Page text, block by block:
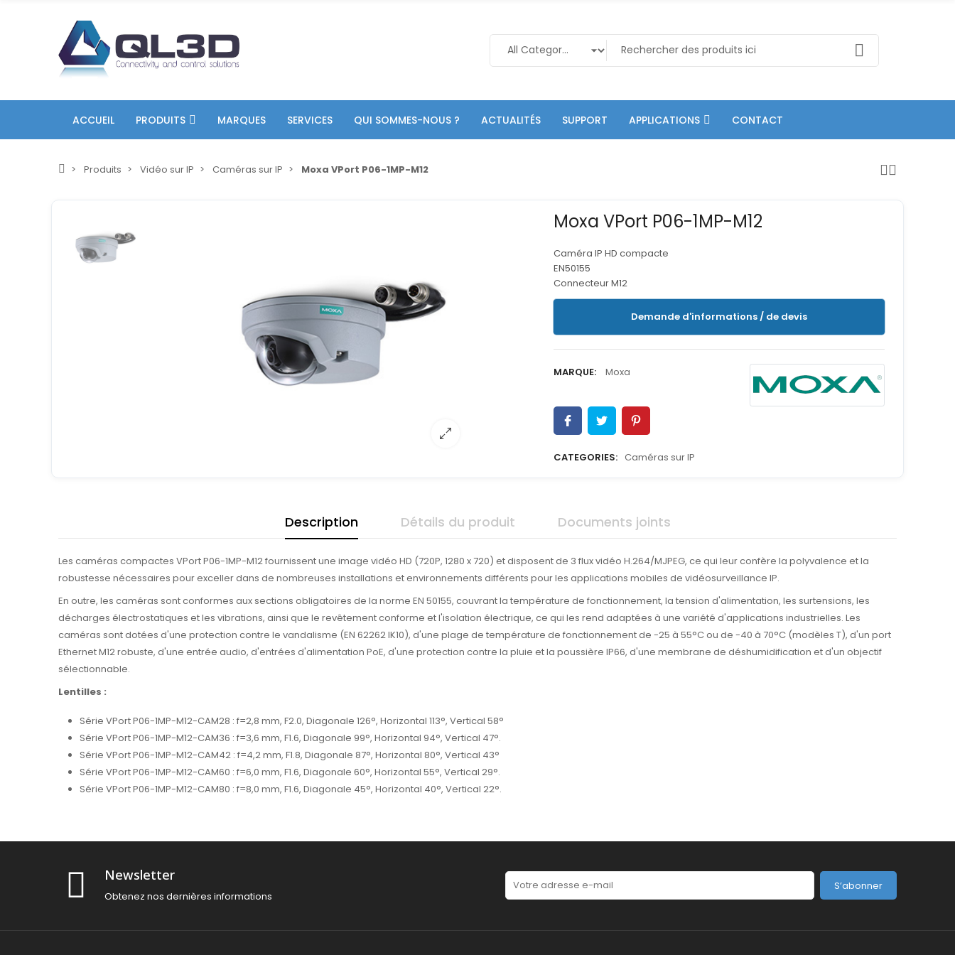
ACCUEIL PRODUITS MARQUES SERVICES QUI SOMMES-NOUS ? ACTUALITÉS SUPPORT APPLICATIONS CONTACT
Produits Vidéo sur IP Caméras sur IP Moxa VPort P06-1MP-M12
Moxa VPort P06-1MP-M12
Caméra IP HD compacte
EN50155
Connecteur M12
Demande d'informations / de devis
MARQUE: Moxa
CATEGORIES: Caméras sur IP
Description Détails du produit Documents joints
Les caméras compactes VPort P06-1MP-M12 fournissent une image vidéo HD (720P, 1280 x 720) et disposent de 3 flux vidéo H.264/MJPEG, ce qui leur confère la polyvalence et la
robustesse nécessaires pour exceller dans de nombreuses installations et environnements différents pour les applications mobiles de vidéosurveillance IP.
En outre, les caméras sont conformes aux sections obligatoires de la norme EN 50155, couvrant la température de fonctionnement, la tension d'alimentation, les surtensions, les
décharges électrostatiques et les vibrations, ainsi que le revêtement conforme et l'isolation électrique, ce qui les rend adaptées à une variété d'applications industrielles. Les
caméras sont dotées d'une protection contre le vandalisme (EN 62262 IK10), d'une plage de température de fonctionnement de -25 à 55°C ou de -40 à 70°C (modèles T), d'un port
Ethernet M12 robuste, d'une entrée audio, d'entrées d'alimentation PoE, d'une protection contre la pluie et la poussière IP66, d'une membrane de déshumidification et d'un objectif
sélectionnable.
Lentilles :
Série VPort P06-1MP-M12-CAM28 : f=2,8 mm, F2.0, Diagonale 126°, Horizontal 113°, Vertical 58°
Série VPort P06-1MP-M12-CAM36 : f=3,6 mm, F1.6, Diagonale 99°, Horizontal 94°, Vertical 47°.
Série VPort P06-1MP-M12-CAM42 : f=4,2 mm, F1.8, Diagonale 87°, Horizontal 80°, Vertical 43°
Série VPort P06-1MP-M12-CAM60 : f=6,0 mm, F1.6, Diagonale 60°, Horizontal 55°, Vertical 29°.
Série VPort P06-1MP-M12-CAM80 : f=8,0 mm, F1.6, Diagonale 45°, Horizontal 40°, Vertical 22°.
Newsletter
Obtenez nos dernières informations
S’abonner